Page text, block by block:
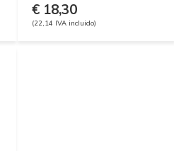
€ 18,30
(22,14 IVA incluido)